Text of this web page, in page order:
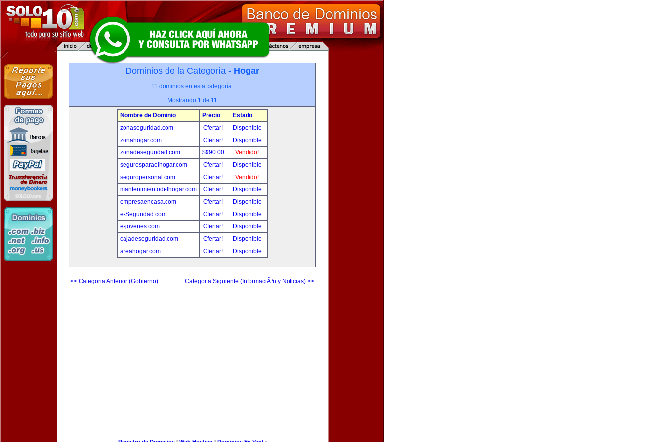
Dominios de la Categoría - Hogar
11 dominios en esta categoría.
Mostrando 1 de 11
Nombre de Dominio Precio
Estado
zonaseguridad.com
Ofertar!
Disponible
zonahogar.com
Ofertar!
Disponible
zonadeseguridad.com
$990.00
Vendido!
segurosparaelhogar.com
Ofertar!
Disponible
seguropersonal.com
Ofertar!
Vendido!
mantenimientodelhogar.com
Ofertar!
Disponible
empresaencasa.com
Ofertar!
Disponible
e-Seguridad.com
Ofertar!
Disponible
e-jovenes.com
Ofertar!
Disponible
cajadeseguridad.com
Ofertar!
Disponible
areahogar.com
Ofertar! Disponible
<< Categoria Anterior (Gobierno) Categoria Siguiente (InformaciÃ³n y Noticias) >>